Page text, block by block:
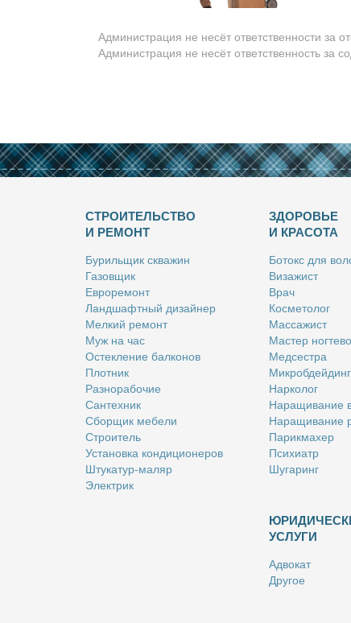
Администрация не несёт ответственности за
Администрация не несёт ответственность за
СТРОИТЕЛЬСТВО
И РЕМОНТ
Бу­риль­щик сква­жин
Га­зов­щик
Ев­ро­ре­монт
Ланд­шафт­ный ди­зай­нер
Мел­кий ре­монт
Муж на час
Остек­ле­ние бал­ко­нов
Плот­ник
Раз­но­ра­бо­чие
Сан­тех­ник
Сбор­щик ме­бе­ли
Стро­и­тель
Уста­нов­ка кон­ди­ци­о­не­ров
Шту­ка­тур-ма­ляр
Элек­трик
ЗДОРОВЬЕ
И КРАСОТА
Бо­токс для
Ви­за­жист
Врач
Кос­ме­то­лог
Мас­са­жист
Ма­стер
Мед­сест­ра
Нар­ко­лог
На­ра­щи­ва­ние
На­ра­щи­ва­ние
Па­рик­махер
Пси­хи­атр
Шу­га­ринг
УСЛУГИ
Адво­кат
Дру­гое